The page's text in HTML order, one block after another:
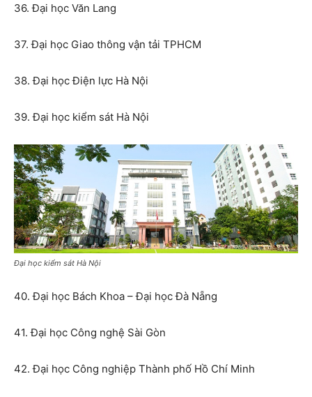
36. Đại học Văn Lang
37. Đại học Giao thông vận tải TPHCM
38. Đại học Điện lực Hà Nội
39. Đại học kiểm sát Hà Nội
Đại học kiểm sát Hà Nội
40. Đại học Bách Khoa – Đại học Đà Nẵng
41. Đại học Công nghệ Sài Gòn
42. Đại học Công nghiệp Thành phố Hồ Chí Minh